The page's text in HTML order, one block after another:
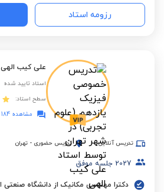
رزومه استاد
علی کیب الهی
استاد تایید شده
سطح استاد:
مشاهده 184 دیدگاه
تدریس آنلاین تدریس حضوری - تهران
2027 جلسه موفق